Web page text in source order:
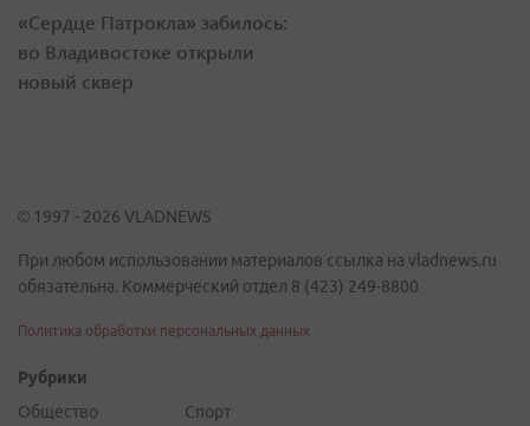
«Сердце Патрокла» забилось:
во Владивостоке открыли
новый сквер
© 1997 - 2026 VLADNEWS
При любом использовании материалов ссылка на vladnews.ru
обязательна. Коммерческий отдел 8 (423) 249-8800
Политика обработки персональных данных
Рубрики
Общество
Спорт